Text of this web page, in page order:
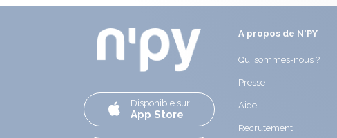
Disponible sur
App Store
A propos de N'PY
Qui sommes-nous ?
Presse
Aide
Recrutement